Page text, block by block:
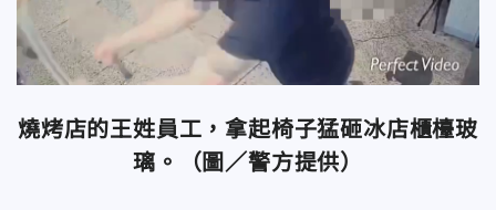
燒烤店的王姓員工，拿起椅子猛砸冰店櫃檯玻
璃。（圖／警方提供）